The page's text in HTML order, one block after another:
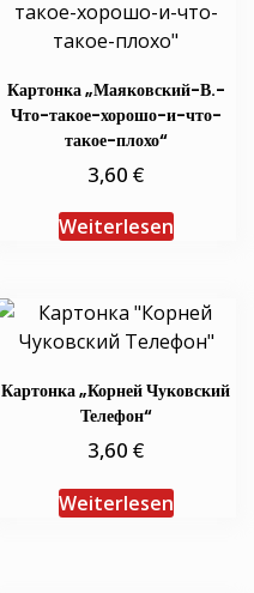
Картонка „Маяковский-В.-
Что-такое-хорошо-и-что-
такое-плохо“
3,60€
Weiterlesen
Картонка „Корней Чуковский
Телефон“
3,60€
Weiterlesen